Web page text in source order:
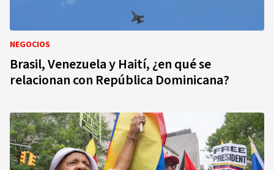
NEGOCIOS
Brasil, Venezuela y Haití, ¿en qué se
relacionan con República Dominicana?